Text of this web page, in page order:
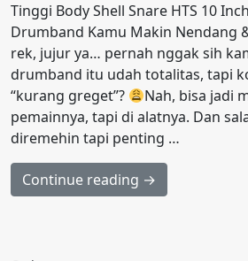
Tinggi Body Shell Snare HTS 10
Drumband Kamu Makin Nendang
rek, jujur ya… pernah nggak sih
drumband itu udah totalitas, tapi
“kurang greget”?
Nah, bisa jadi
pemainnya, tapi di alatnya. Dan
diremehin tapi penting …
Continue reading →